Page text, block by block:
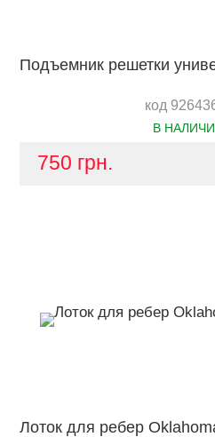
Подъемник решетки
код
В
750 грн.
Лоток для ребер